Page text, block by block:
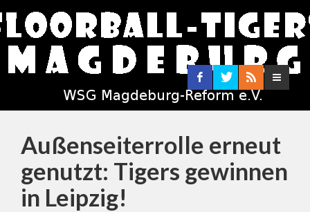
Außenseiterrolle erneut
genutzt: Tigers gewinnen
in Leipzig!